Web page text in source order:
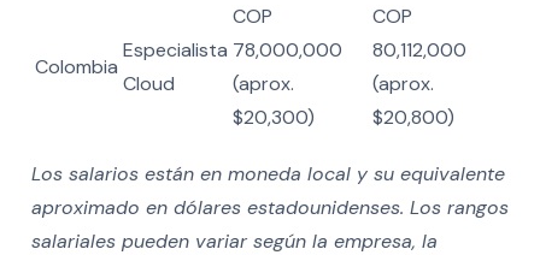
Colombia
Especialista
Cloud
COP
78,000,000
(aprox.
$20,300)
COP
80,112,000
(aprox.
$20,800)
Los salarios están en moneda local y su equivalente
aproximado en dólares estadounidenses. Los rangos
salariales pueden variar según la empresa, la